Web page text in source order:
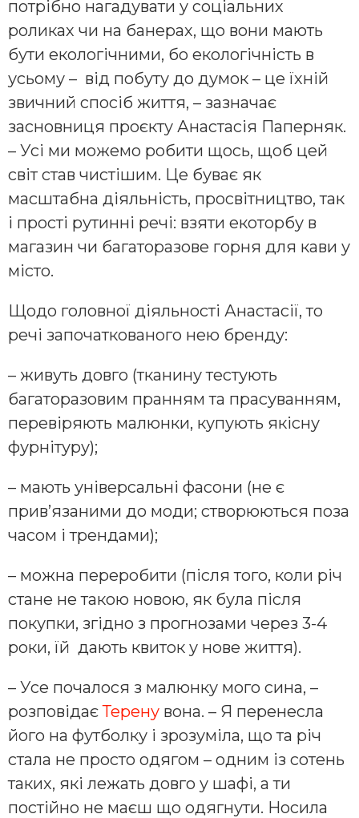
потрібно нагадувати у соціальних
роликах чи на банерах, що вони мають
бути екологічними, бо екологічність в
усьому – від побуту до думок – це їхній
звичний спосіб життя, – зазначає
засновниця проєкту Анастасія Паперняк.
– Усі ми можемо робити щось, щоб цей
світ став чистішим. Це буває як
масштабна діяльність, просвітництво, так
і прості рутинні речі: взяти екоторбу в
магазин чи багаторазове горня для кави у
місто.
Щодо головної діяльності Анастасії, то
речі започаткованого нею бренду:
– живуть довго (тканину тестують
багаторазовим пранням та прасуванням,
перевіряють малюнки, купують якісну
фурнітуру);
– мають універсальні фасони (не є
прив’язаними до моди; створюються поза
часом і трендами);
– можна переробити (після того, коли річ
стане не такою новою, як була після
покупки, згідно з прогнозами через 3-4
роки, їй дають квиток у нове життя).
– Усе почалося з малюнку мого сина, –
розповідаєТерену вона. – Я перенесла
його на футболку і зрозуміла, що та річ
стала не просто одягом – одним із сотень
таких, які лежать довго у шафі, а ти
постійно не маєш що одягнути. Носила